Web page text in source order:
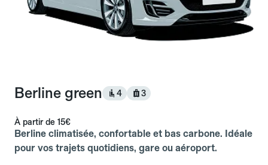
Berline green 4 3
À partir de 15€
Berline climatisée, confortable et bas carbone. Idéale
pour vos trajets quotidiens, gare ou aéroport.